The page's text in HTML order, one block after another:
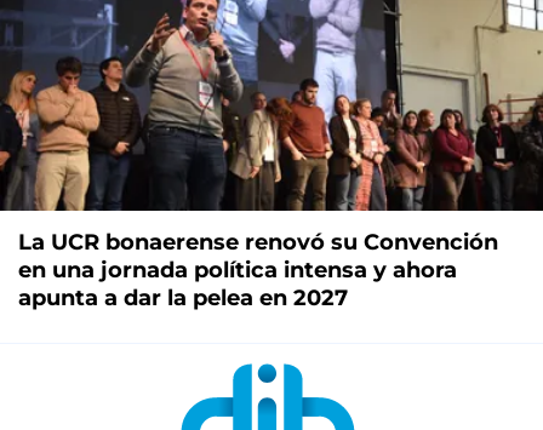
La UCR bonaerense renovó su Convención
en una jornada política intensa y ahora
apunta a dar la pelea en 2027